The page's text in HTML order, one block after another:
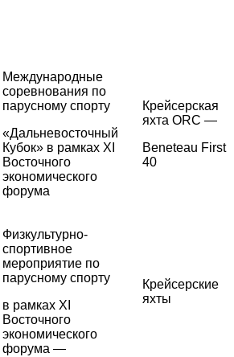
Международные
соревнования по
парусному спорту
«Дальневосточный
Кубок» в рамках XI
Восточного
экономического
форума
Крейсерская
яхта ORC —
Beneteau First
40
Физкультурно-
спортивное
мероприятие по
парусному спорту
в рамках XI
Восточного
экономического
форума —
Крейсерские
яхты